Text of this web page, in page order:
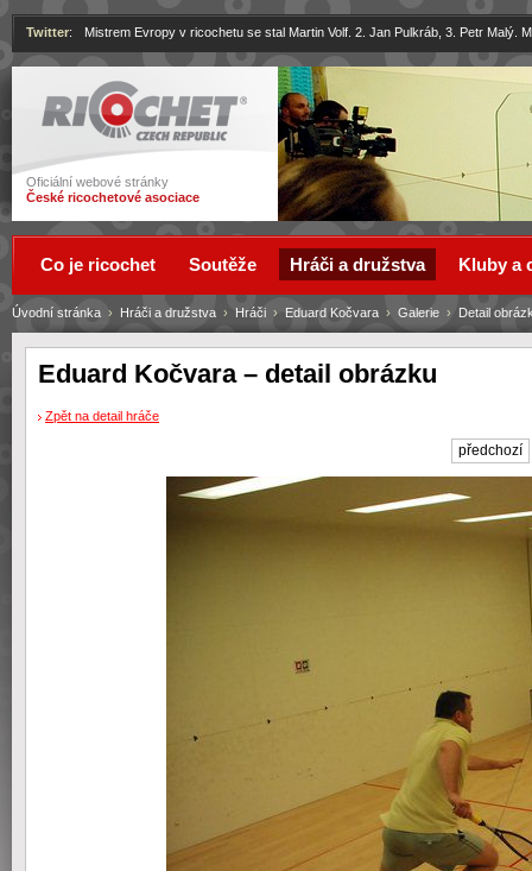
Ricochet
Oficiální webové stránky
České ricochetové asociace
Twitter: Mistrem Evropy v ricochetu se stal Martin Volf. 2. Jan Pulkráb, 3. Petr Malý.
Eduard Kočvara – detail obrázku
Zpět na detail hráče
předchozí
Úvodní stránka › Hráči a družstva › Hráči › Eduard Kočvara › Galerie › Detail
Co je ricochet Soutěže Hráči a družstva Kluby a